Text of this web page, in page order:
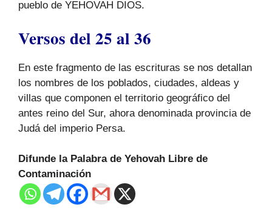
pueblo de YEHOVAH DIOS.
Versos del 25 al 36
En este fragmento de las escrituras se nos detallan
los nombres de los poblados, ciudades, aldeas y
villas que componen el territorio geográfico del
antes reino del Sur, ahora denominada provincia de
Judá del imperio Persa.
Difunde la Palabra de Yehovah Libre de
Contaminación